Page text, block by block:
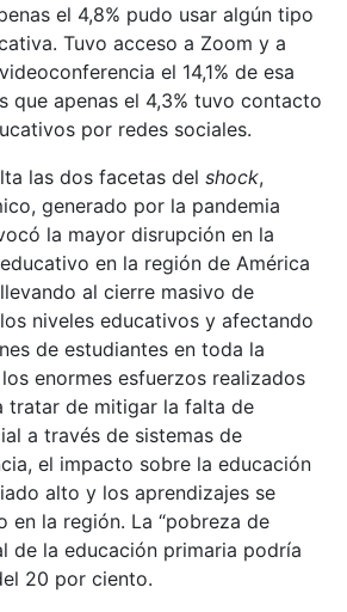
el 4,8% pudo usar algún tipo
Tuvo acceso a Zoom y a
el 14,1% de esa
que apenas el 4,3% tuvo contacto
por redes sociales.
las dos facetas del shock,
generado por la pandemia
la mayor disrupción en la
en la región de América
al cierre masivo de
niveles educativos y afectando
de estudiantes en toda la
enormes esfuerzos realizados
tratar de mitigar la falta de
a través de sistemas de
el impacto sobre la educación
alto y los aprendizajes se
en la región. La “pobreza de
de la educación primaria podría
20 por ciento.